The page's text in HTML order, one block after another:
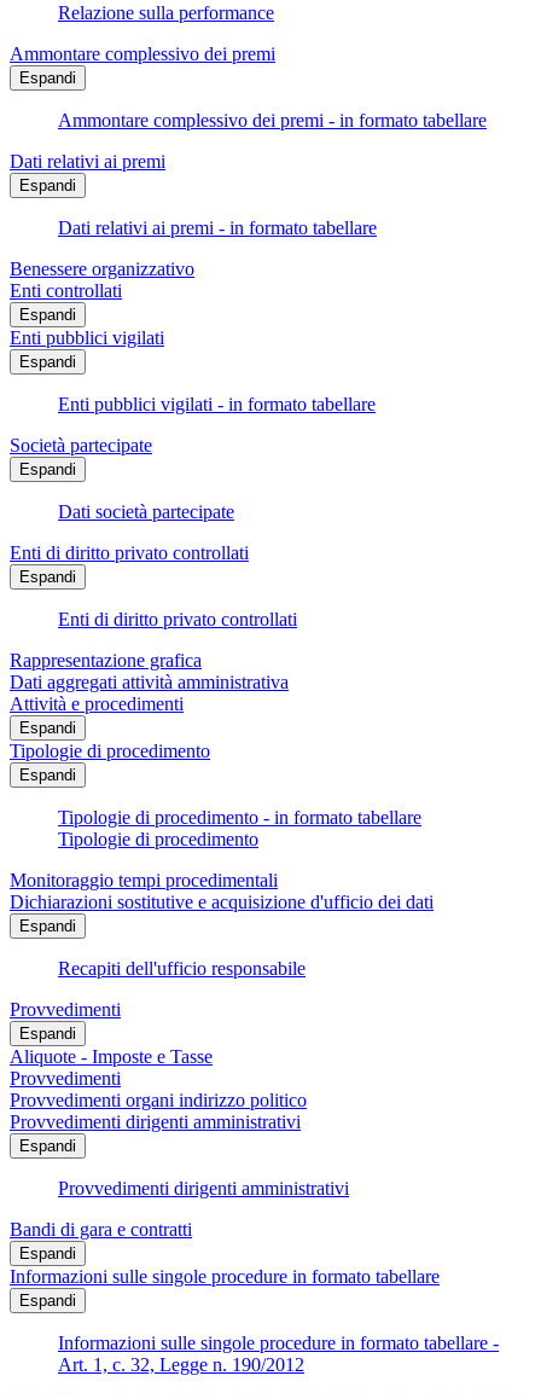
Relazione sulla performance
Ammontare complessivo dei premi
Espandi
Ammontare complessivo dei premi - in formato tabellare
Dati relativi ai premi
Espandi
Dati relativi ai premi - in formato tabellare
Benessere organizzativo
Enti controllati
Espandi
Enti pubblici vigilati
Espandi
Enti pubblici vigilati - in formato tabellare
Società partecipate
Espandi
Dati società partecipate
Enti di diritto privato controllati
Espandi
Enti di diritto privato controllati
Rappresentazione grafica
Dati aggregati attività amministrativa
Attività e procedimenti
Espandi
Tipologie di procedimento
Espandi
Tipologie di procedimento - in formato tabellare
Tipologie di procedimento
Monitoraggio tempi procedimentali
Dichiarazioni sostitutive e acquisizione d'ufficio dei dati
Espandi
Recapiti dell'ufficio responsabile
Provvedimenti
Espandi
Aliquote - Imposte e Tasse
Provvedimenti
Provvedimenti organi indirizzo politico
Provvedimenti dirigenti amministrativi
Espandi
Provvedimenti dirigenti amministrativi
Bandi di gara e contratti
Espandi
Informazioni sulle singole procedure in formato tabellare
Espandi
Informazioni sulle singole procedure in formato tabellare -
Art. 1, c. 32, Legge n. 190/2012